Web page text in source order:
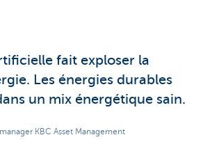
fait exploser la
Les énergies durables
un mix énergétique sain.
KBC Asset Management